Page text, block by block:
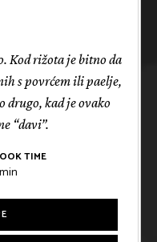
Kod rižota je bitno da
s povrćem ili paelje,
drugo, kad je ovako
“davi”.
TIME
min